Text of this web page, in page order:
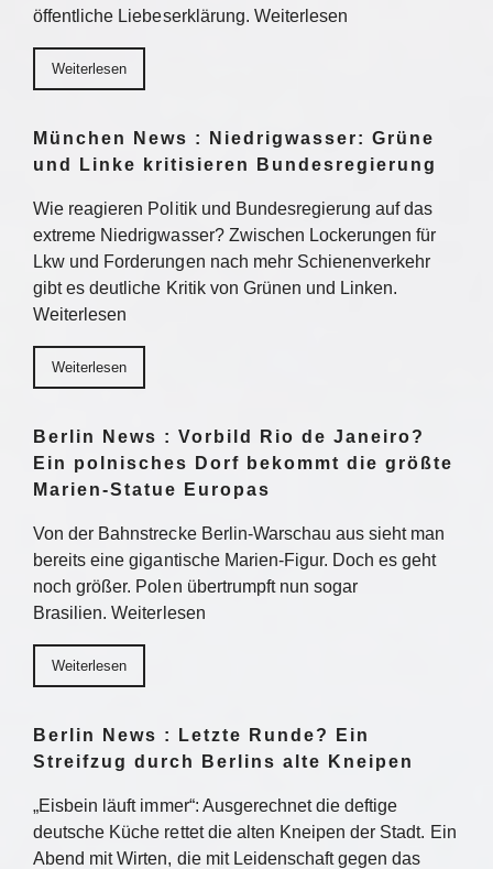
öffentliche Liebeserklärung. Weiterlesen
Weiterlesen
München News : Niedrigwasser: Grüne
und Linke kritisieren Bundesregierung
Wie reagieren Politik und Bundesregierung auf das
extreme Niedrigwasser? Zwischen Lockerungen für
Lkw und Forderungen nach mehr Schienenverkehr
gibt es deutliche Kritik von Grünen und Linken.
Weiterlesen
Weiterlesen
Berlin News : Vorbild Rio de Janeiro?
Ein polnisches Dorf bekommt die größte
Marien-Statue Europas
Von der Bahnstrecke Berlin-Warschau aus sieht man
bereits eine gigantische Marien-Figur. Doch es geht
noch größer. Polen übertrumpft nun sogar
Brasilien. Weiterlesen
Weiterlesen
Berlin News : Letzte Runde? Ein
Streifzug durch Berlins alte Kneipen
„Eisbein läuft immer“: Ausgerechnet die deftige
deutsche Küche rettet die alten Kneipen der Stadt. Ein
Abend mit Wirten, die mit Leidenschaft gegen das